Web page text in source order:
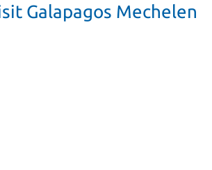
Galapagos Mechelen